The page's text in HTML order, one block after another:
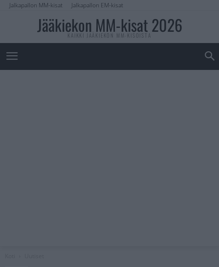
Jalkapallon MM-kisat Jalkapallon EM-kisat
Jääkiekon MM-kisat 2026
KAIKKI JÄÄKIEKON MM-KISOISTA